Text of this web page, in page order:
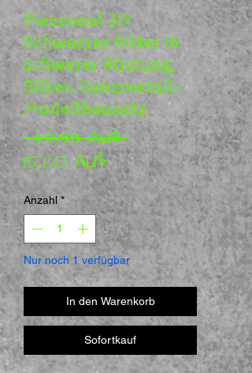
Piececool 3D
Schwarzer Ritter in
schwerer Rüstung,
Silber, Ganzmetall-
Modellbausatz
49,99 AU$ Standardpreis
15,00 AU$Sale-Preis
Anzahl *
Nur noch 1 verfügbar
In den Warenkorb
Sofortkauf